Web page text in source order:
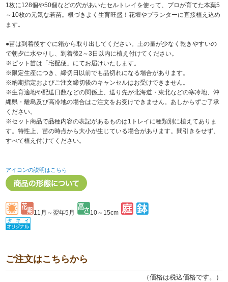
1枚に128個や50個などの穴があいたセルトレイを使って、プロが育てた本葉5
～10枚の元気な若苗。根づきよく生育旺盛！花壇やプランターに直接植え込め
ます。
●苗は到着後すぐに箱から取り出してください。土の量が少なく乾きやすいの
で朝夕に水やりし、到着後2～3日以内に植え付けてください。
※ピット苗は「宅配便」にてお届けいたします。
※限定生産につき、締切日以前でも品切れになる場合があります。
※納期指定およびご注文締切後のキャンセルはお受けできません。
※生育適地や配送日数などの関係上、送り先が北海道・東北などの寒冷地、沖
縄県・離島及び高冷地の場合はご注文をお受けできません。あしからずご了承
ください。
※セット商品で品種内容の表記があるものは1トレイに種類別に植えてありま
す。特性上、苗の時点から大小が生じている場合があります。間引きをせず、
すべて植え付けてください。
アイコンの説明はこちら
11月～翌年5月 10～15cm
ご注文はこちらから
（価格は税込価格です。）